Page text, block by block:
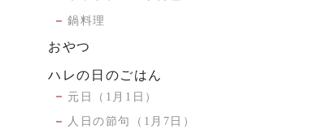
鍋料理
おやつ
ハレの日のごはん
元日（1月1日）
人日の節句（1月7日）